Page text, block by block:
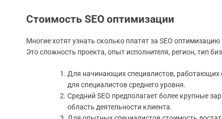
Стоимость SEO оптимизации
Многие хотят узнать сколько платят за SEO
Это сложность проекта, опыт исполнителя, регион, тип
Для начинающих специалистов, работающих
для специалистов среднего уровня.
Средний SEO предполагает более крупные
область деятельности клиента.